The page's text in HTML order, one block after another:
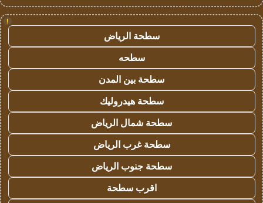
!
سطحة الرياض
سطحه
سطحة بين المدن
سطحة هيدروليك
سطحة شمال الرياض
سطحة غرب الرياض
سطحة جنوب الرياض
اقرب سطحة